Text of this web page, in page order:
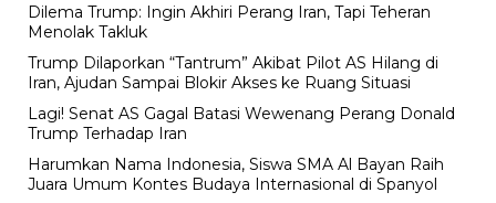
Dilema Trump: Ingin Akhiri Perang Iran, Tapi Teheran
Menolak Takluk
Trump Dilaporkan “Tantrum” Akibat Pilot AS Hilang di
Iran, Ajudan Sampai Blokir Akses ke Ruang Situasi
Lagi! Senat AS Gagal Batasi Wewenang Perang Donald
Trump Terhadap Iran
Harumkan Nama Indonesia, Siswa SMA Al Bayan Raih
Juara Umum Kontes Budaya Internasional di Spanyol